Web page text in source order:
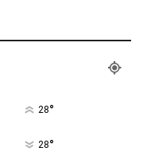
28°
28°